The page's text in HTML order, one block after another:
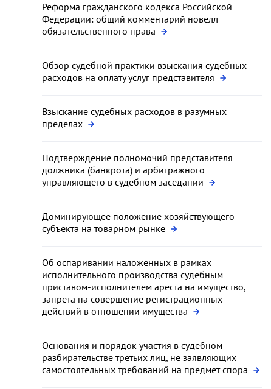
Реформа гражданского кодекса Российской
Федерации: общий комментарий новелл
обязательственного права
Обзор судебной практики взыскания судебных
расходов на оплату услуг представителя
Взыскание судебных расходов в разумных
пределах
Подтверждение полномочий представителя
должника (банкрота) и арбитражного
управляющего в судебном заседании
Доминирующее положение хозяйствующего
субъекта на товарном рынке
Об оспаривании наложенных в рамках
исполнительного производства судебным
приставом-исполнителем ареста на имущество,
запрета на совершение регистрационных
действий в отношении имущества
Основания и порядок участия в судебном
разбирательстве третьих лиц, не заявляющих
самостоятельных требований на предмет спора